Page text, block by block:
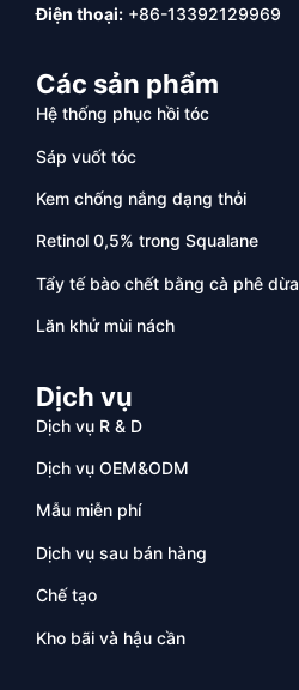
Điện thoại: +86-13392129969
Các sản phẩm
Hệ thống phục hồi tóc
Sáp vuốt tóc
Kem chống nắng dạng thỏi
Retinol 0,5% trong Squalane
Tẩy tế bào chết bằng cà phê dừa
Lăn khử mùi nách
Dịch vụ
Dịch vụ R & D
Dịch vụ OEM&ODM
Mẫu miễn phí
Dịch vụ sau bán hàng
Chế tạo
Kho bãi và hậu cần